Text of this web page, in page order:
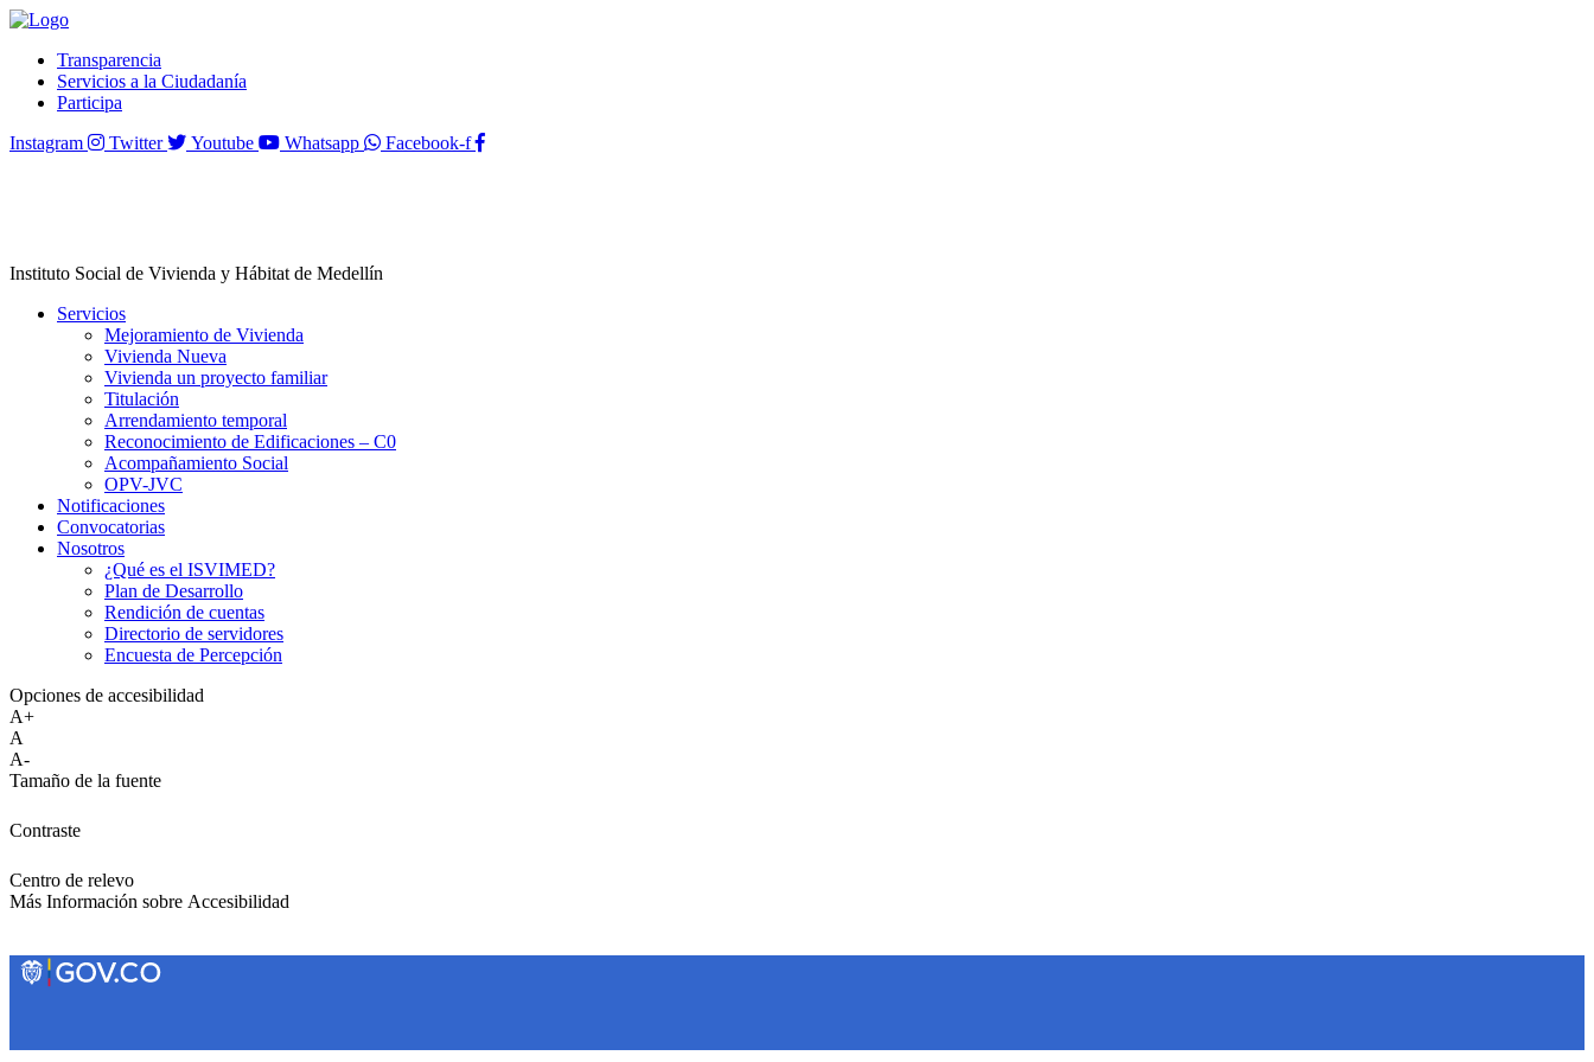
Transparencia
Servicios a la Ciudadanía
Participa
Instagram
Twitter Youtube Whatsapp Facebook-f
Instituto Social de Vivienda y Hábitat de Medellín
Servicios
Mejoramiento de Vivienda
Vivienda Nueva
Vivienda un proyecto familiar
Titulación
Arrendamiento temporal
Reconocimiento de Edificaciones – C0
Acompañamiento Social
OPV-JVC
Notificaciones
Convocatorias
Nosotros
¿Qué es el ISVIMED?
Plan de Desarrollo
Rendición de cuentas
Directorio de servidores
Encuesta de Percepción
Opciones de accesibilidad
A+
A
A-
Tamaño de la fuente
Contraste
Centro de relevo
Más Información sobre Accesibilidad